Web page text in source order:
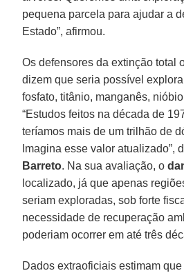
pequena parcela para ajudar a
Estado”, afirmou.
Os defensores da extinção total
dizem que seria possível
fosfato, titânio, manganês,
“Estudos feitos na década de
teríamos mais de um trilhão de
Imagina esse valor atualizado”,
Barreto. Na sua avaliação, o
localizado, já que apenas
seriam exploradas, sob forte
necessidade de recuperação
poderiam ocorrer em até três
Dados extraoficiais estimam